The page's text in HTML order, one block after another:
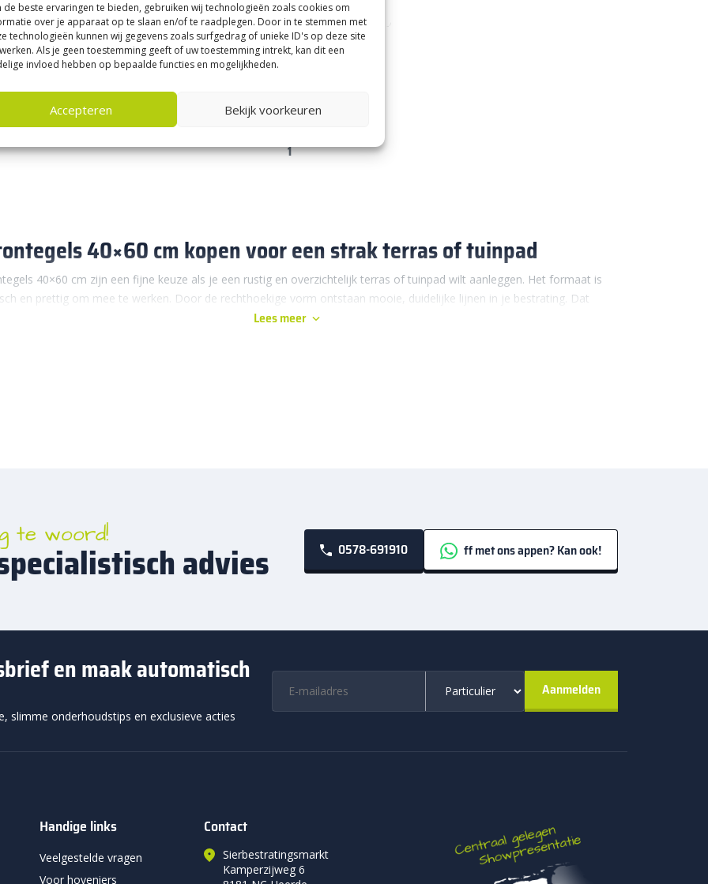
de beste ervaringen te bieden, gebruiken wij technologieën zoals cookies om
over je apparaat op te slaan en/of te raadplegen. Door in te stemmen met
technologieën kunnen wij gegevens zoals surfgedrag of unieke ID's op deze site
Als je geen toestemming geeft of uw toestemming intrekt, kan dit een
invloed hebben op bepaalde functies en mogelijkheden.
Accepteren Bekijk voorkeuren
Betontegels 40x60 cm
40x60x6 Grijs KOMO
per m²
Kijlstra|Betontegels 40x60 cm
Betontegel 40x60x8 Grijs KOMO
1
40×60 cm kopen voor een strak terras of tuinpad
40×60 cm zijn een fijne keuze als je een rustig en overzichtelijk terras of tuinpad wilt aanleggen. Het formaat is
en prettig om mee te werken. Door de rechthoekige vorm ontstaan mooie, duidelijke lijnen in je bestrating. Dat
perfect bij een moderne tuin, maar voelt net zo goed thuis in een meer authentieke stijl. Bij Sierbestratingsmarkt vind je
voor terrassen, tuinpaden en gezellige zitgedeeltes die je dagelijks gebruikt.
betontegels 40×60 cm hebben een dikte van 4 of 5 cm. Ze zijn berekend op een belasting van ongeveer 500 tot
per m², afhankelijk van de ondergrond. Dat maakt ze sterk en betrouwbaar bij intensief gebruikte terrassen. Voor een
40×60 cm zijn vorstbestendig en goed bestand tegen wisselende weersomstandigheden. Bij een juiste plaatsing
ze hun vorm en stevigheid, ook bij intensief gebruik. Daardoor zijn ze geschikt voor terrassen en tuinpaden die
jaar door worden gebruikt. De betontegels 40×60 cm zijn voorzien van een facet langs de randen. Dit kleine
helpt bovendien om kleine hoogteverschillen minder opvallend te maken. Dit draagt bij aan een verzorgd
40×60 cm zijn verkrijgbaar in de kleuren antraciet, grijs en rood. Antraciet wordt vaak gekozen voor een strak
terras. Grijs geeft een rustige en tijdloze basis. Deze kleur past bij veel verschillende tuinstijlen en materialen.
Lees meer
te woord!
advies 0578-691910 ff met ons appen? Kan ook!
en maak automatisch
slimme onderhoudstips en exclusieve acties
Handige links
Veelgestelde vragen
Voor hoveniers
Contact
Sierbestratingsmarkt
Kamperzijweg 6